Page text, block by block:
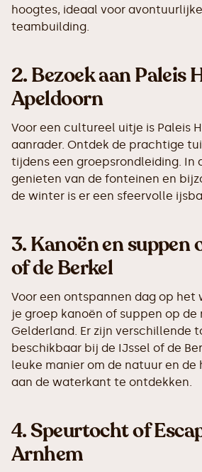
hoogtes, ideaal voor
teambuilding.
2.Bezoek aan Paleis
Apeldoorn
Voor een cultureel uitje is Paleis
aanrader. Ontdek de prachtige
tijdens een groepsrondleiding. In
genieten van de fonteinen en
de winter is er een sfeervolle
3.Kanoën en suppen
of de Berkel
Voor een ontspannen dag op het
je groep kanoën of suppen op de
Gelderland. Er zijn verschillende
beschikbaar bij de IJssel of de
leuke manier om de natuur en de
aan de waterkant te ontdekken.
4.Speurtocht of
Arnhem